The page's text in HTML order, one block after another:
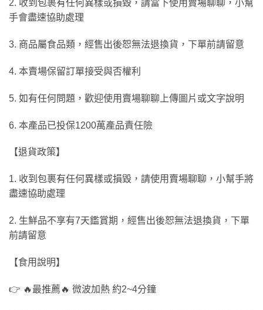
2. 收到包裹有任何異樣或損毀，請當下使用賣場聊聊，小幫
手會盡速協助處理
3. 商品屬食品類，經售出後恕無法退換貨，下單前請留意
4. 本賣場保留訂單接受與否權利
5. 如有任何問題，歡迎使用賣場聊聊上傳圖片或文字說明
6. 本產品已投保1200萬產品責任險
【退貨政策】
1. 收到包裹有任何異樣或損毀，請使用賣場聊聊，小幫手將
盡速協助處理
2. 生鮮品不享有7天鑑賞期，經售出後恕無法退換貨，下單
前請留意
【食用說明】
👉 🔥最推薦🔥 微波加熱 約2~4分鐘